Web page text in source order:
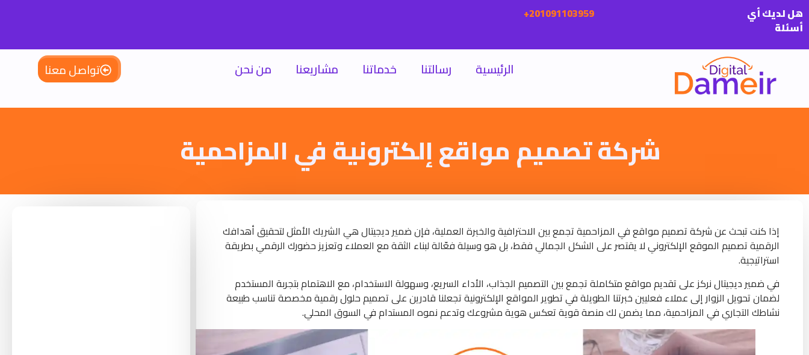
هل لديك أي
أسئلة
⁦+201091103959
الرئيسية رسالتنا خدماتنا مشاريعنا من نحن تواصل معنا
شركة تصميم مواقع إلكترونية في المزاحمية
إذا كنت تبحث عن شركة تصميم مواقع في المزاحمية تجمع بين الاحترافية والخبرة العملية، فإن ضمير ديجيتال هي الشريك الأمثل لتحقيق أهدافك
الرقمية تصميم الموقع الإلكتروني لا يقتصر على الشكل الجمالي فقط، بل هو وسيلة فعّالة لبناء الثقة مع العملاء وتعزيز حضورك الرقمي بطريقة
استراتيجية.
في ضمير ديجيتال نركز على تقديم مواقع متكاملة تجمع بين التصميم الجذاب، الأداء السريع، وسهولة الاستخدام، مع الاهتمام بتجربة المستخدم
لضمان تحويل الزوار إلى عملاء فعليين خبرتنا الطويلة في تطوير المواقع الإلكترونية تجعلنا قادرين على تصميم حلول رقمية مخصصة تناسب طبيعة
نشاطك التجاري في المزاحمية، مما يضمن لك منصة قوية تعكس هوية مشروعك وتدعم نموه المستدام في السوق المحلي.